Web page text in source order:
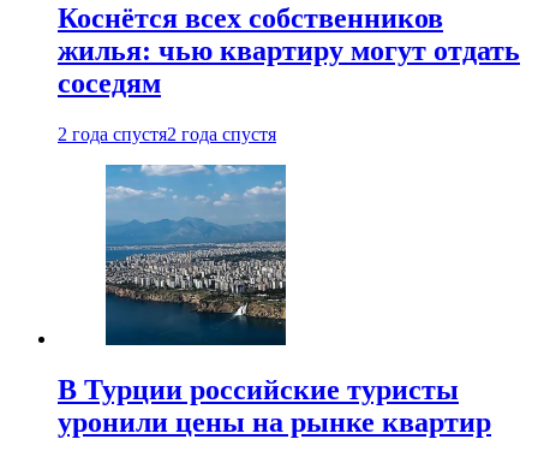
Коснётся всех собственников
жилья: чью квартиру могут отдать
соседям
2 года спустя2 года спустя
В Турции российские туристы
уронили цены на рынке квартир